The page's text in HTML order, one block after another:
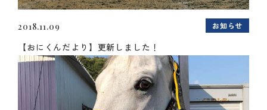
2018.11.09 お知らせ
【おにくんだより】更新しました！